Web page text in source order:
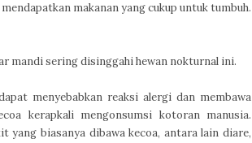
makanan yang cukup untuk tumbuh.
mandi sering disinggahi hewan nokturnal ini.
menyebabkan reaksi alergi dan membawa
kerapkali mengonsumsi kotoran manusia.
yang biasanya dibawa kecoa, antara lain diare,